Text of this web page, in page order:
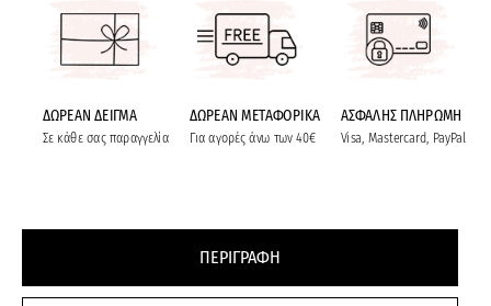
ΔΩΡΕΑΝ ΔΕΙΓΜΑ
Σε κάθε σας παραγγελία
ΔΩΡΕΑΝ ΜΕΤΑΦΟΡΙΚΑ
Για αγορές άνω των 40€
ΑΣΦΑΛΗΣ ΠΛΗΡΩΜΗ
Visa, Mastercard, PayPal
ΠΕΡΙΓΡΑΦΗ